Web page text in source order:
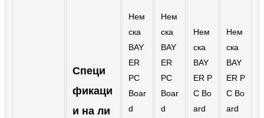
русский
اردو
יידיש
Українська
Специ
фикаци
и на ли
Нем
ска
BAY
ER
PC
Boar
d
Нем
ска
BAY
ER
PC
Boar
d
Нем
ска
BAY
ER P
C Bo
ard
Нем
ска
BAY
ER P
C Bo
ard